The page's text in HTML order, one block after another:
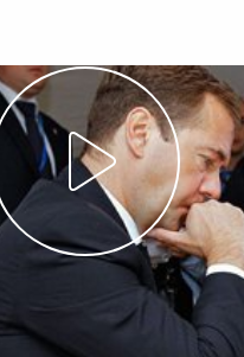
по итогам работы
в Ярославской области
17 октября 2011 года, 20:30
О ходе исполнения
по итогам работы
в Ярославской области
14 октября 2011 года, 19:40